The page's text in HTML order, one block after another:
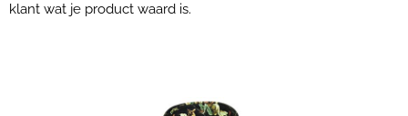
klant wat je product waard is.